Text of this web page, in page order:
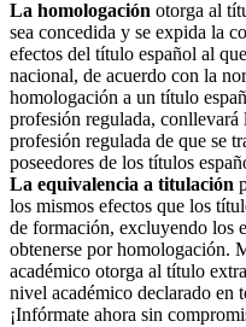
La homologación otorga al
sea concedida y se expida la
efectos del título español al
nacional, de acuerdo con la
homologación a un título
profesión regulada,
profesión regulada de que se
poseedores de los títulos
La equivalencia a titulación
los mismos efectos que los
de formación, excluyendo los
obtenerse por homologación.
académico otorga al título
nivel académico declarado en
¡Infórmate ahora sin